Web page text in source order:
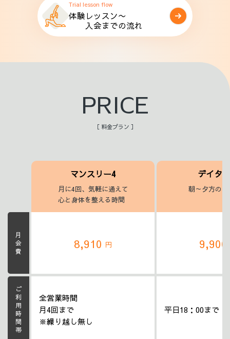
Trial lesson flow
体験レッスン〜
入会までの流れ
PRICE
［ 料金プラン ］
マンスリー4
月に4回、気軽に通えて
心と身体を整える時間
デイタ
朝～夕方の
月会費 8,910 円 9,900
ご利用時間帯
全営業時間
月4回まで
※繰り越し無し
平日18：00まで